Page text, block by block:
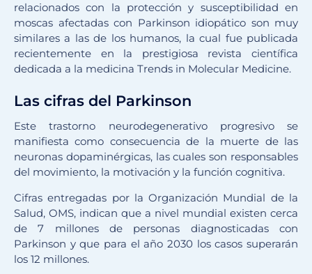
relacionados con la protección y susceptibilidad en
moscas afectadas con Parkinson idiopático son muy
similares a las de los humanos, la cual fue publicada
recientemente en la prestigiosa revista científica
dedicada a la medicina Trends in Molecular Medicine.
Las cifras del Parkinson
Este trastorno neurodegenerativo progresivo se
manifiesta como consecuencia de la muerte de las
neuronas dopaminérgicas, las cuales son responsables
del movimiento, la motivación y la función cognitiva.
Cifras entregadas por la Organización Mundial de la
Salud, OMS, indican que a nivel mundial existen cerca
de 7 millones de personas diagnosticadas con
Parkinson y que para el año 2030 los casos superarán
los 12 millones.